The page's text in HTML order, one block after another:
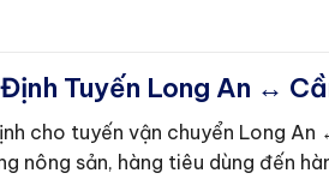
Tuyến Long An ↔
cho tuyến vận chuyển Long
nông sản, hàng tiêu dùng đến